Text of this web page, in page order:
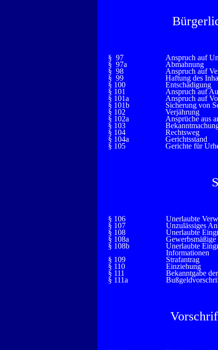
§ 97
Anspruch auf
§ 97a
Abmahnung
§ 98
Anspruch auf
§ 99
Haftung des
§ 100
Entschädigung
§ 101
Anspruch auf
§ 101a
Anspruch auf
§ 101b
Sicherung von
§ 102
Verjährung
§ 102a
Ansprüche aus
§ 103
§ 104
Rechtsweg
§ 104a
Gerichtsstand
§ 105
Gerichte für
§ 106
Unerlaubte
§ 107
Unzulässiges
§ 108
Unerlaubte
§ 108a
§ 108b
Unerlaubte
Informationen
§ 109
Strafantrag
§ 110
Einziehung
§ 111
Bekanntgabe
§ 111a